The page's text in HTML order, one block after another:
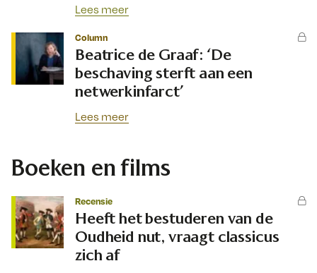
Lees meer
Column
Beatrice de Graaf: ‘De
beschaving sterft aan een
netwerkinfarct’
Lees meer
Boeken en films
Recensie
Heeft het bestuderen van de
Oudheid nut, vraagt classicus
zich af